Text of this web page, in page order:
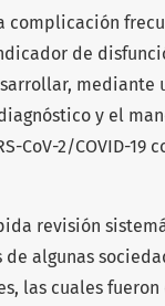
complicación
de
mediante
y el
CoV-2/COVID-19
revisión
de algunas
las cuales fueron